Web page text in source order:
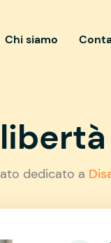
Chi siamo
dedicato a